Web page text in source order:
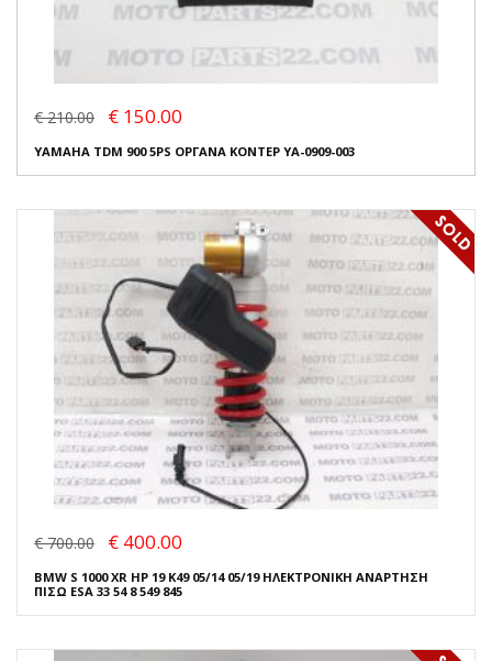
€ 210.00 € 150.00
YAMAHA TDM 900 5PS ΟΡΓΑΝΑ ΚΟΝΤΕΡ YA-0909-003
€ 700.00 € 400.00
BMW S 1000 XR HP 19 K49 05/14 05/19 ΗΛΕΚΤΡΟΝΙΚΗ ΑΝΑΡΤΗΣΗ
ΠΙΣΩ ESA 33 54 8 549 845